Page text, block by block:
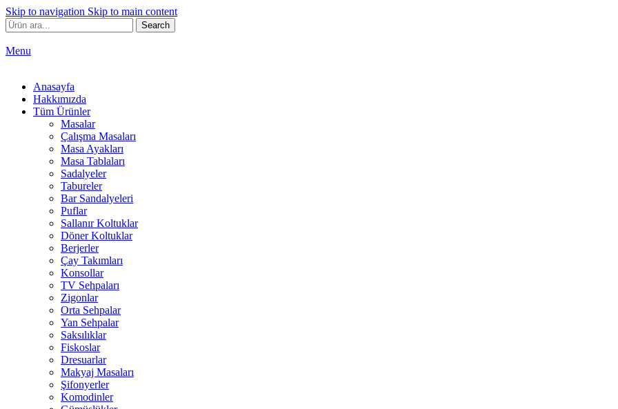
Skip to navigation Skip to main content
Search
Menu
Anasayfa
Hakkımızda
Tüm Ürünler
Masalar
Çalışma Masaları
Masa Ayakları
Masa Tablaları
Sadalyeler
Tabureler
Bar Sandalyeleri
Puflar
Sallanır Koltuklar
Döner Koltuklar
Berjerler
Çay Takımları
Konsollar
TV Sehpaları
Zigonlar
Orta Sehpalar
Yan Sehpalar
Saksılıklar
Fiskoslar
Dresuarlar
Makyaj Masaları
Şifonyerler
Komodinler